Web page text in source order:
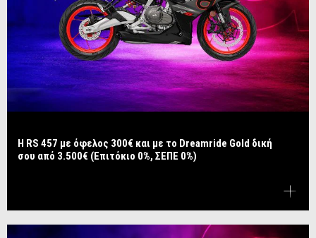
Η RS 457 με όφελος 300€ και με το Dreamride Gold δική
σου από 3.500€ (Επιτόκιο 0%, ΣΕΠΕ 0%)